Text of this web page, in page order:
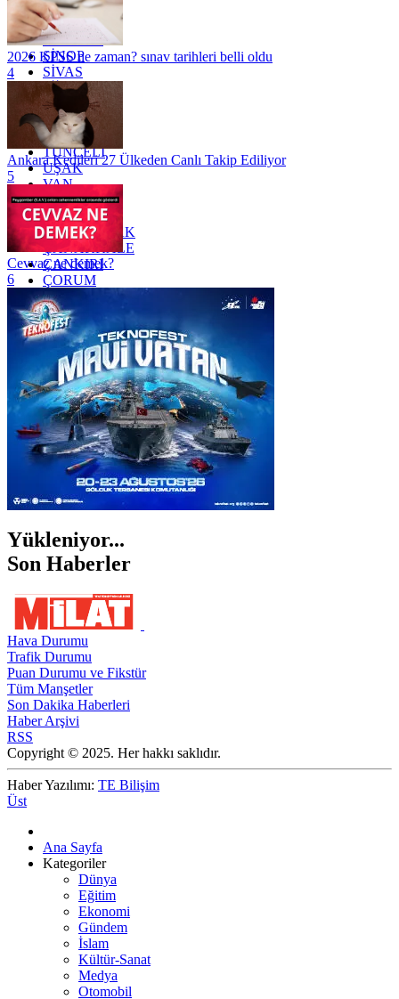
RİZE
SAKARYA
SAMSUN
SİNOP
SİVAS
SİİRT
TEKİRDAĞ
TOKAT
TRABZON
TUNCELİ
UŞAK
VAN
YALOVA
YOZGAT
ZONGULDAK
ÇANAKKALE
ÇANKIRI
ÇORUM
İSTANBUL
İZMİR
ŞANLIURFA
ŞIRNAK
2026 KPSS ne zaman? sınav tarihleri belli oldu
4
Ankara Kedileri 27 Ülkeden Canlı Takip Ediliyor
5
Cevvaz ne demek?
6
Yükleniyor...
Son Haberler
Hava Durumu
Trafik Durumu
Puan Durumu ve Fikstür
Tüm Manşetler
Son Dakika Haberleri
Haber Arşivi
RSS
Copyright © 2025. Her hakkı saklıdır.
Haber Yazılımı: TE Bilişim
Üst
Ana Sayfa
Kategoriler
Dünya
Eğitim
Ekonomi
Gündem
İslam
Kültür-Sanat
Medya
Otomobil